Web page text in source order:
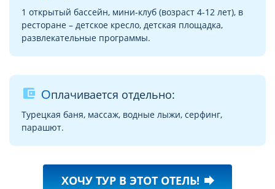
1 открытый бассейн, мини-клуб (возраст 4-12 лет), в
ресторане – детское кресло, детская площадка,
развлекательные программы.
account_balance_wallet Оплачивается отдельно:
Турецкая баня, массаж, водные лыжи, серфинг,
парашют.
ХОЧУ ТУР В ЭТОТ ОТЕЛЬ! forward